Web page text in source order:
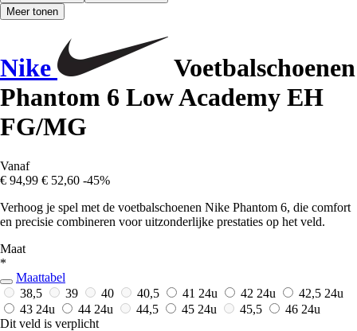
Meer tonen
Nike
Voetbalschoenen
Phantom 6 Low Academy EH
FG/MG
Vanaf
€ 94,99 € 52,60 -45%
Verhoog je spel met de voetbalschoenen Nike Phantom 6, die comfort
en precisie combineren voor uitzonderlijke prestaties op het veld.
Maat
*
Maattabel
38,5
39 40 40,5 41 24u 42 24u 42,5 24u
43 24u 44 24u 44,5 45 24u 45,5 46 24u
Dit veld is verplicht